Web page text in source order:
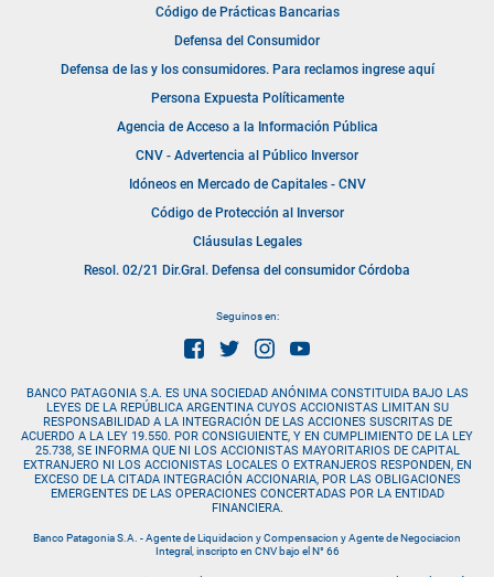
Código de Prácticas Bancarias
Defensa del Consumidor
Defensa de las y los consumidores. Para reclamos ingrese aquí
Persona Expuesta Políticamente
Agencia de Acceso a la Información Pública
CNV - Advertencia al Público Inversor
Idóneos en Mercado de Capitales - CNV
Código de Protección al Inversor
Cláusulas Legales
Resol. 02/21 Dir.Gral. Defensa del consumidor Córdoba
Seguinos en:
BANCO PATAGONIA S.A. ES UNA SOCIEDAD ANÓNIMA CONSTITUIDA BAJO LAS
LEYES DE LA REPÚBLICA ARGENTINA CUYOS ACCIONISTAS LIMITAN SU
RESPONSABILIDAD A LA INTEGRACIÓN DE LAS ACCIONES SUSCRITAS DE
ACUERDO A LA LEY 19.550. POR CONSIGUIENTE, Y EN CUMPLIMIENTO DE LA LEY
25.738, SE INFORMA QUE NI LOS ACCIONISTAS MAYORITARIOS DE CAPITAL
EXTRANJERO NI LOS ACCIONISTAS LOCALES O EXTRANJEROS RESPONDEN, EN
EXCESO DE LA CITADA INTEGRACIÓN ACCIONARIA, POR LAS OBLIGACIONES
EMERGENTES DE LAS OPERACIONES CONCERTADAS POR LA ENTIDAD
FINANCIERA.
Banco Patagonia S.A. - Agente de Liquidacion y Compensacion y Agente de Negociacion
Integral, inscripto en CNV bajo el N° 66